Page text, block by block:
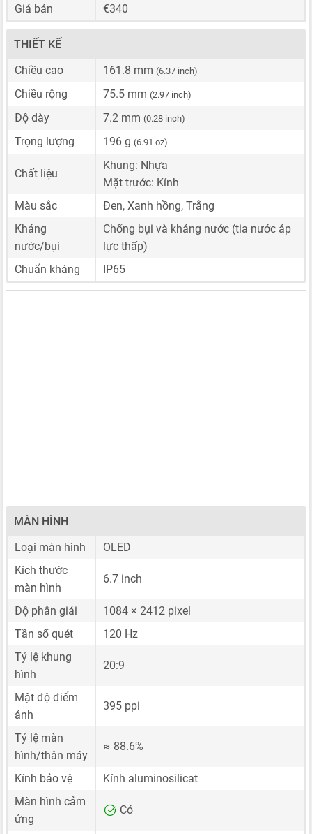
Giá bán
€340
THIẾT KẾ
Chiều cao
161.8 mm (6.37 inch)
Chiều rộng 75.5 mm (2.97 inch)
Độ dày 7.2 mm (0.28 inch)
Trọng lượng 196 g (6.91 oz)
Chất liệu
Khung: Nhựa
Mặt trước: Kính
Màu sắc
Đen, Xanh hồng, Trắng
Kháng
nước/bụi
Chống bụi và kháng nước (tia nước áp
lực thấp)
Chuẩn kháng
IP65
MÀN HÌNH
Loại màn hình
OLED
Kích thước
màn hình
6.7 inch
Độ phân giải
1084 × 2412 pixel
Tần số quét
120 Hz
Tỷ lệ khung
hình
20:9
Mật độ điểm
ảnh
395 ppi
Tỷ lệ màn
hình/thân máy
≈ 88.6%
Kính bảo vệ
Kính aluminosilicat
Màn hình cảm
ứng
Có